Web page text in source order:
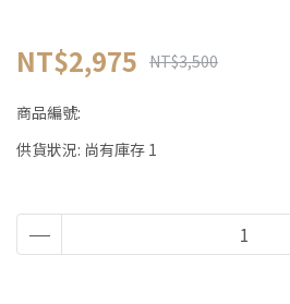
NT$2,975 NT$3,500
商品編號:
供貨狀況: 尚有庫存 1